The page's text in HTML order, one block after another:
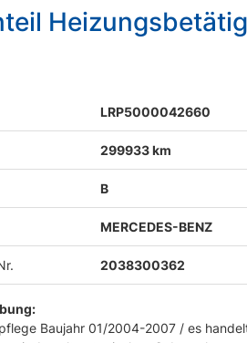
LRP5000042660
299933 km
B
MERCEDES-BENZ
2038300362
Baujahr 01/2004-2007 / es